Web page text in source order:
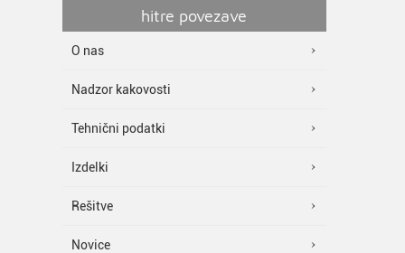
hitre povezave
O nas
Nadzor kakovosti
Tehnični podatki
Izdelki
Rešitve
Novice